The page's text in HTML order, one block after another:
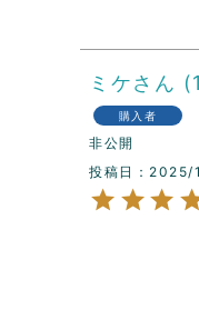
ミケ 1
購入者
非公開
投稿日
2025/